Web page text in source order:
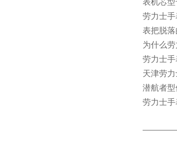
表机芯
劳力士
表把脱
为什么
劳力士
天津劳
潜航者
劳力士手